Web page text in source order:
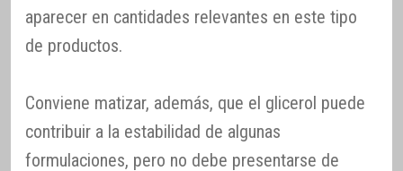
aparecer en cantidades relevantes en este tipo
de productos.
Conviene matizar, además, que el glicerol puede
contribuir a la estabilidad de algunas
formulaciones, pero no debe presentarse de